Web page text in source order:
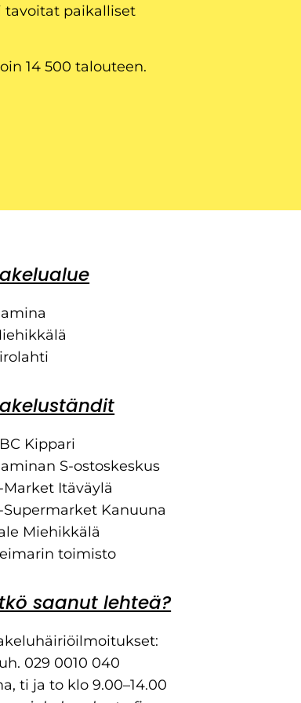
tavoitat paikalliset
14 500 talouteen.
Kippari
S-ostoskeskus
Market Itäväylä
Supermarket Kanuuna
Miehikkälä
toimisto
saanut lehteä?
029 0010 040
ti ja to klo 9.00–14.00